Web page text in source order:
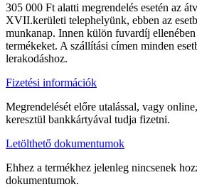
305 000 Ft alatti megrendelés esetén az
XVII.kerületi telephelyünk, ebben az
munkanap. Innen külön fuvardíj
termékeket. A szállítási címen minden
lerakodáshoz.
Fizetési információk
Megrendelését előre utalással, vagy
keresztül bankkártyával tudja fizetni.
Letölthető dokumentumok
Ehhez a termékhez jelenleg nincsenek
dokumentumok.